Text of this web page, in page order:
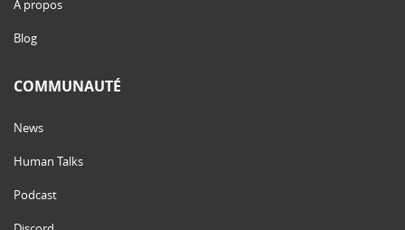
À propos
Blog
COMMUNAUTÉ
News
Human Talks
Podcast